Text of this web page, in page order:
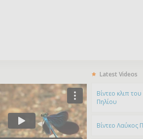
Latest Videos
Bίντεο κλιπ
Πηλίου
Βίντεο Λαύκος